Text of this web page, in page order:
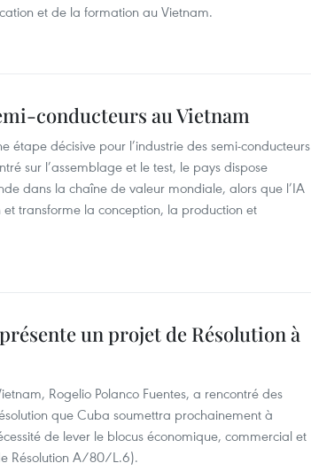
et de la formation au Vietnam.
conducteurs au Vietnam
étape décisive pour l’industrie des semi-conducteurs
sur l’assemblage et le test, le pays dispose
dans la chaîne de valeur mondiale, alors que l’IA
transforme la conception, la production et
un projet de Résolution à
Rogelio Polanco Fuentes, a rencontré des
que Cuba soumettra prochainement à
de lever le blocus économique, commercial et
Résolution A/80/L.6).